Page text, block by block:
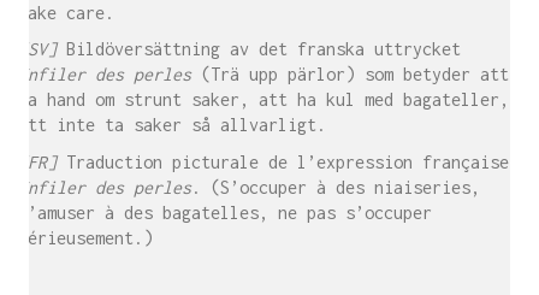
take care.
[SV]Bildöversättning av det franska uttrycket
Enfiler des perles (Trä upp pärlor) som betyder att
ta hand om strunt saker, att ha kul med bagateller,
att inte ta saker så allvarligt.
[FR]Traduction picturale de l’expression française
Enfiler des perles. (S’occuper à des niaiseries,
s’amuser à des bagatelles, ne pas s’occuper
sérieusement.)